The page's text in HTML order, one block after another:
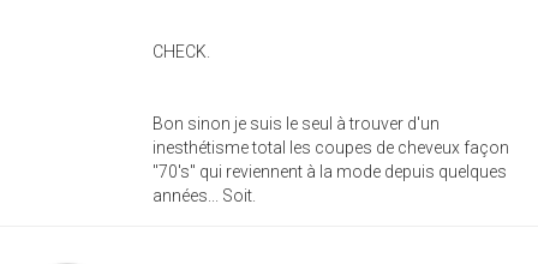
CHECK.
Bon sinon je suis le seul à trouver d'un
inesthétisme total les coupes de cheveux façon
"70's" qui reviennent à la mode depuis quelques
années... Soit.